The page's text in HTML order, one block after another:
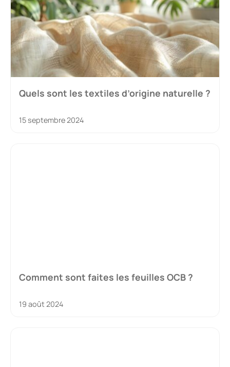
Quels sont les textiles d’origine naturelle ?
15 septembre 2024
Comment sont faites les feuilles OCB ?
19 août 2024